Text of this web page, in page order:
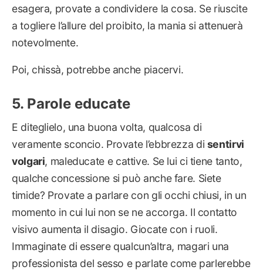
esagera, provate a condividere la cosa. Se riuscite
a togliere l’allure del proibito, la mania si attenuerà
notevolmente.
Poi, chissà, potrebbe anche piacervi.
Parole educate
E diteglielo, una buona volta, qualcosa di
veramente sconcio. Provate l’ebbrezza di sentirvi
volgari, maleducate e cattive. Se lui ci tiene tanto,
qualche concessione si può anche fare. Siete
timide? Provate a parlare con gli occhi chiusi, in un
momento in cui lui non se ne accorga. Il contatto
visivo aumenta il disagio. Giocate con i ruoli.
Immaginate di essere qualcun’altra, magari una
professionista del sesso e parlate come parlerebbe